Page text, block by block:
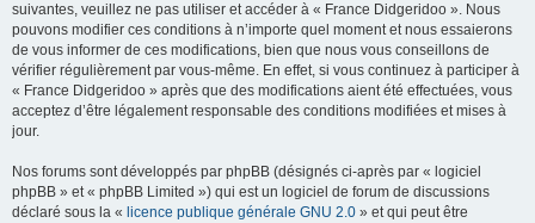
suivantes, veuillez ne pas utiliser et accéder à « France Didgeridoo ». Nous
pouvons modifier ces conditions à n’importe quel moment et nous essaierons
de vous informer de ces modifications, bien que nous vous conseillons de
vérifier régulièrement par vous-même. En effet, si vous continuez à participer à
« France Didgeridoo » après que des modifications aient été effectuées, vous
acceptez d’être légalement responsable des conditions modifiées et mises à
jour.
Nos forums sont développés par phpBB (désignés ci-après par « logiciel
phpBB » et « phpBB Limited ») qui est un logiciel de forum de discussions
déclaré sous la « licence publique générale GNU 2.0 » et qui peut être